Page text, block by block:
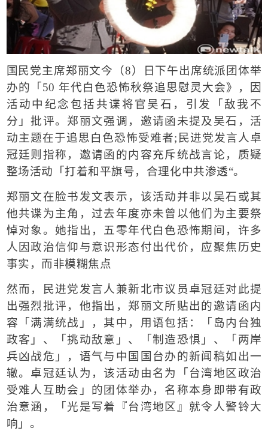
国民党主席郑丽文今（8）日下午出席统派团体举
办的「 50 年代白色恐怖秋祭追思慰灵大会》，因
活动中纪念包括 共谍 将官吴石 ，引发「敌我不
分」批评。 郑丽文强调，邀请函未提及吴石，活
动主题在于追思白色恐怖受难者; 民进党发言人卓
冠廷则指称，邀请函的内容充斥统战言论，质疑
整场活动「打着和平旗号，合理化中共渗透“。
郑丽文在脸书发文表示，该活动并非以吴石或其
他共谍为主角，过去年度亦未曾以他们为主要祭
悼对象。 她指出，五零年代白色恐怖期间，许多
人因政治信仰与意识形态付出代价，应聚焦历史
事实，而非模糊焦点
然而，民进党发言人兼新北市议员卓冠廷对此提
出强烈批评，他指出，郑丽文所贴出的邀请函内
容「满满统战」，其中，用语包括：「岛内台独
政客」、「挑动敌意」、「制造恐惧」、「两岸
兵凶战危」，语气与中国国台办的新闻稿如出一
辙。 卓冠廷认为，该活动由名为「台湾地区政治
受难人互助会」的团体举办，名称本身即带有政
治意涵，「光是写着『台湾地区』就令人警铃大
响」。